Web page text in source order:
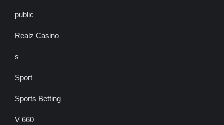
public
Realz Casino
s
Sport
Sports Betting
V 660